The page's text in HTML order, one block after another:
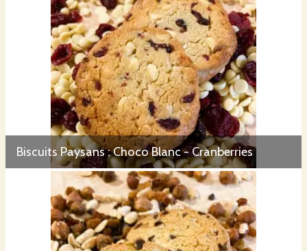
Biscuits Paysans : Choco Blanc - Cranberries